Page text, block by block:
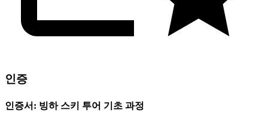
인증
인증서: 빙하 스키 투어 기초 과정